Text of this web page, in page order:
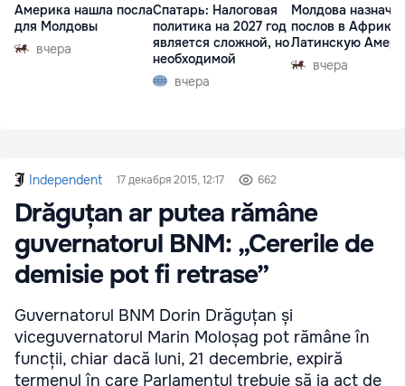
Америка нашла посла
для Молдовы
вчера
Спатарь: Налоговая
политика на 2027 год
является сложной, но
необходимой
вчера
Молдова
послов в Африку
Латинскую
вчера
Independent 17 декабря 2015, 12:17 662
Drăguțan ar putea rămâne
guvernatorul BNM: „Cererile de
demisie pot fi retrase”
Guvernatorul BNM Dorin Drăguțan și
viceguvernatorul Marin Moloșag pot rămâne în
funcții, chiar dacă luni, 21 decembrie, expiră
termenul în care Parlamentul trebuie să ia act de